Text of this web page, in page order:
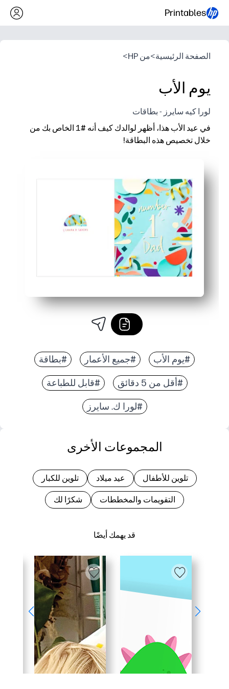
Printables
الصفحة الرئيسية>من HP >
يوم الأب
لورا كيه سايرز - بطاقات
في عيد الأب هذا، أظهر لوالدك كيف أنه #1 الخاص بك من
خلال تخصيص هذه البطاقة!
#يوم الأب #جميع الأعمار #بطاقة
#أقل من 5 دقائق #قابل للطباعة
#لورا ك. سايرز
قد يهمك أيضًا
المجموعات الأخرى
تلوين للأطفال عيد ميلاد تلوين للكبار
التقويمات والمخططات شكرًا لك